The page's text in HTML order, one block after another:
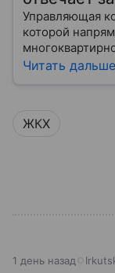
Управляющая
которой
до конца
Читать дальше
ЖКХ
1 день назад